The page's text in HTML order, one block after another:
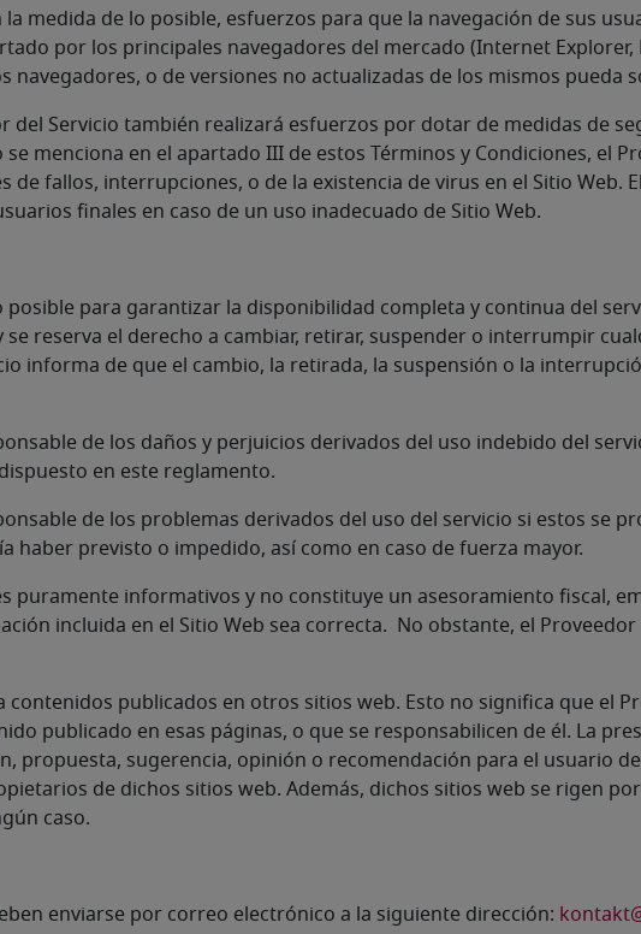
la medida de lo posible, esfuerzos para que la navegación de sus
por los principales navegadores del mercado (Internet
navegadores, o de versiones no actualizadas de los mismos pueda
del Servicio también realizará esfuerzos por dotar de medidas de
menciona en el apartado III de estos Términos y Condiciones, el
fallos, interrupciones, o de la existencia de virus en el Sitio Web.
finales en caso de un uso inadecuado de Sitio Web.
posible para garantizar la disponibilidad completa y continua del
se reserva el derecho a cambiar, retirar, suspender o interrumpir
informa de que el cambio, la retirada, la suspensión o la
de los daños y perjuicios derivados del uso indebido del
en este reglamento.
de los problemas derivados del uso del servicio si estos se
haber previsto o impedido, así como en caso de fuerza mayor.
puramente informativos y no constituye un asesoramiento fiscal,
incluida en el Sitio Web sea correcta. No obstante, el
contenidos publicados en otros sitios web. Esto no significa que el
publicado en esas páginas, o que se responsabilicen de él. La
propuesta, sugerencia, opinión o recomendación para el usuario
de dichos sitios web. Además, dichos sitios web se rigen
caso.
enviarse por correo electrónico a la siguiente dirección: